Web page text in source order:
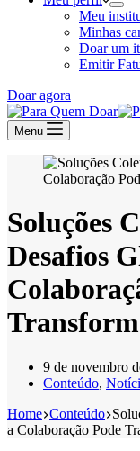
Meu
Minhas
Doar um
Emitir
Doar agora
Menu
Soluções
Desafios
9 de novembro
Conteúdo,
Home Conteúdo
a Colaboração Pode